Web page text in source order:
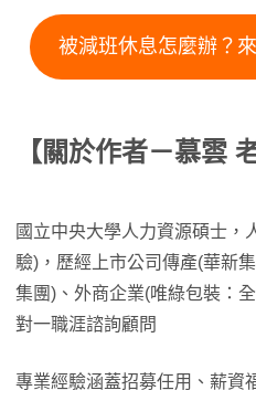
被減班休息怎麼辦？
【關於作者－慕雲
國立中央大學人力資源碩士，
驗)，歷經上市公司傳產(華新
集團)、外商企業(唯綠包裝：
對一職涯諮詢顧問
專業經驗涵蓋招募任用、薪資